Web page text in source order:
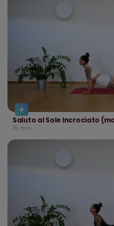
Saluto al Sole Incrociato
15 min